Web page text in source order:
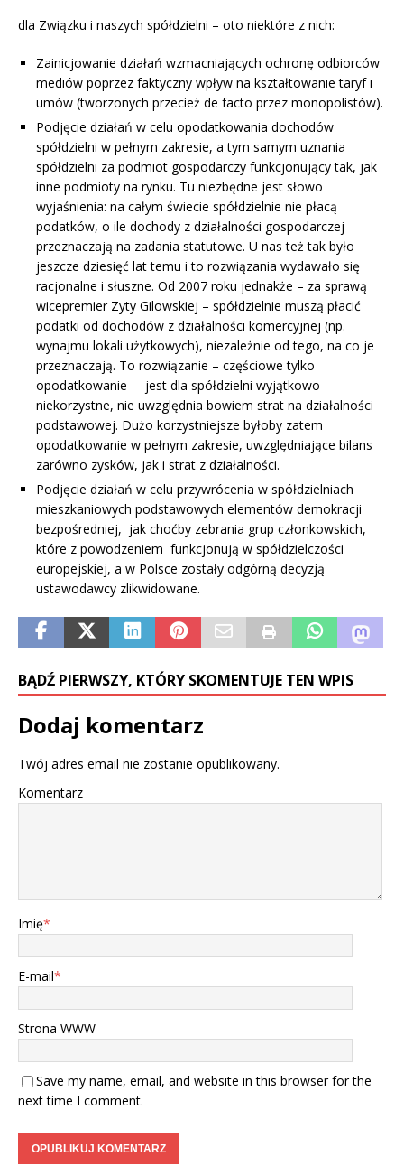
dla Związku i naszych spółdzielni – oto niektóre z nich:
Zainicjowanie działań wzmacniających ochronę odbiorców
mediów poprzez faktyczny wpływ na kształtowanie taryf i
umów (tworzonych przecież de facto przez monopolistów).
Podjęcie działań w celu opodatkowania dochodów
spółdzielni w pełnym zakresie, a tym samym uznania
spółdzielni za podmiot gospodarczy funkcjonujący tak, jak
inne podmioty na rynku. Tu niezbędne jest słowo
wyjaśnienia: na całym świecie spółdzielnie nie płacą
podatków, o ile dochody z działalności gospodarczej
przeznaczają na zadania statutowe. U nas też tak było
jeszcze dziesięć lat temu i to rozwiązania wydawało się
racjonalne i słuszne. Od 2007 roku jednakże – za sprawą
wicepremier Zyty Gilowskiej – spółdzielnie muszą płacić
podatki od dochodów z działalności komercyjnej (np.
wynajmu lokali użytkowych), niezależnie od tego, na co je
przeznaczają. To rozwiązanie – częściowe tylko
opodatkowanie – jest dla spółdzielni wyjątkowo
niekorzystne, nie uwzględnia bowiem strat na działalności
podstawowej. Dużo korzystniejsze byłoby zatem
opodatkowanie w pełnym zakresie, uwzględniające bilans
zarówno zysków, jak i strat z działalności.
Podjęcie działań w celu przywrócenia w spółdzielniach
mieszkaniowych podstawowych elementów demokracji
bezpośredniej, jak choćby zebrania grup członkowskich,
które z powodzeniem funkcjonują w spółdzielczości
europejskiej, a w Polsce zostały odgórną decyzją
ustawodawcy zlikwidowane.
BĄDŹ PIERWSZY, KTÓRY SKOMENTUJE TEN WPIS
Dodaj komentarz
Twój adres email nie zostanie opublikowany.
Komentarz
Imię*
E-mail*
Strona WWW
Save my name, email, and website in this browser for the
next time I comment.